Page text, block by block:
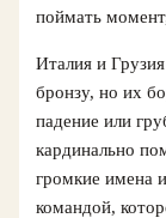
поймать
Италия и
бронзу, но их
падение или
кардинально
громкие имена
командой,